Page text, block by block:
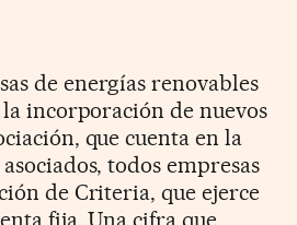
de energías renovables
incorporación de nuevos
que cuenta en la
todos empresas
de Criteria, que ejerce
fija. Una cifra que